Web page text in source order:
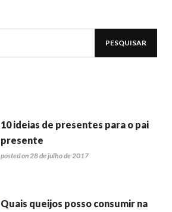
10 ideias de presentes para o pai
presente
posted on 28 de julho de 2017
Quais queijos posso consumir na